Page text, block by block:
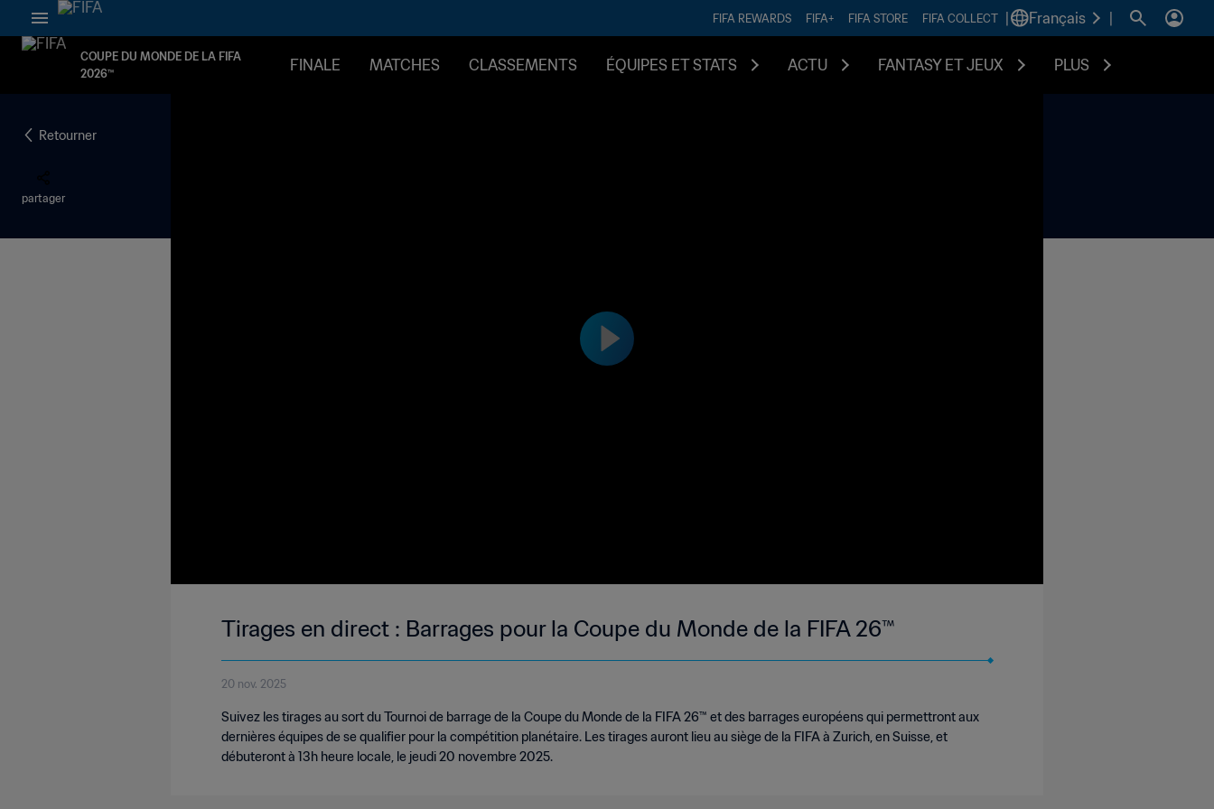
FIFA REWARDS FIFA+ FIFA STORE FIFA COLLECT Français
COUPE DU MONDE DE LA FIFA
2026™
FINALE MATCHES CLASSEMENTS ÉQUIPES ET STATS ACTU FANTASY ET JEUX PLUS
Retourner
partager
Tirages en direct : Barrages pour la Coupe du Monde de la FIFA 26™
20 nov. 2025
Suivez les tirages au sort du Tournoi de barrage de la Coupe du Monde de la FIFA 26™ et des barrages européens qui permettront aux
dernières équipes de se qualifier pour la compétition planétaire. Les tirages auront lieu au siège de la FIFA à Zurich, en Suisse, et
débuteront à 13h heure locale, le jeudi 20 novembre 2025.